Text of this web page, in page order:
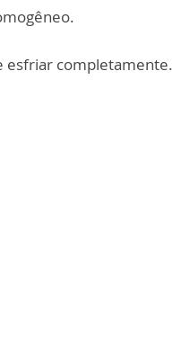
esfriar completamente.